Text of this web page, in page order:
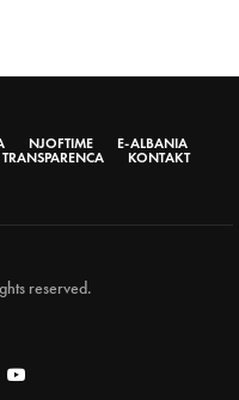
NJOFTIME
E-ALBANIA
TRANSPARENCA KONTAKT
reserved.